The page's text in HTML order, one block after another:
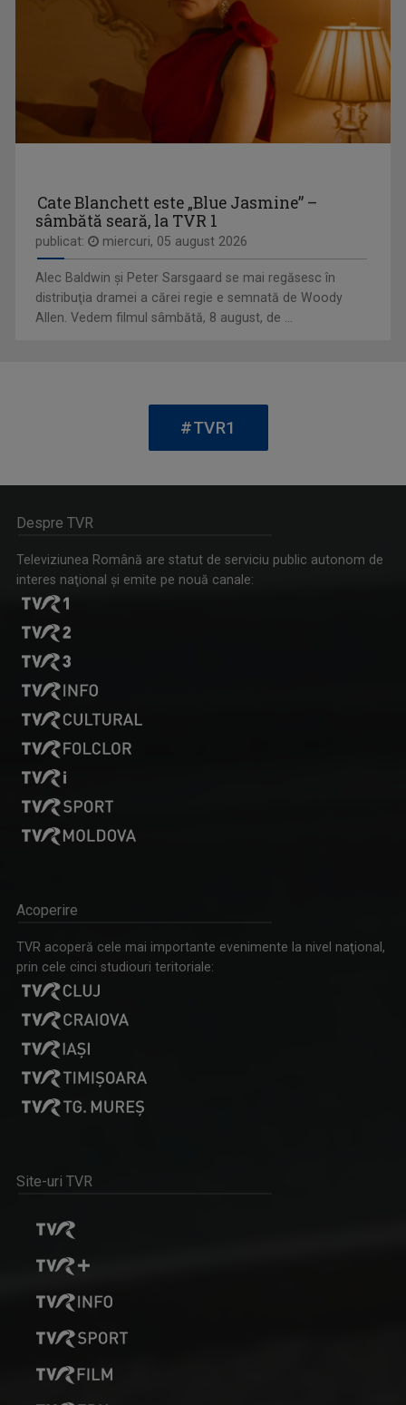
AGROSTRATEGIA
Emisiunea vine în sprijinul fermierilor, dar ...
Emisiunea-concurs muzical dedicată copiilor ...
GARANTAT 100%
„Salutare, salutare la toată lumea!”, spune, ...
ORA REGELUI
ALCHIMIA BANILOR
ANDREI - VICTOR DOCHIA
Născut în 12 octombrie 1978, în localitatea ...
EUGENIA VODĂ
Eugenia Vodă realizează din anul 2000, pe ...
BOGDAN ŞERBAN IANCU
Cate Blanchett este „Blue Jasmine” –
sâmbătă seară, la TVR 1
publicat: miercuri, 05 august 2026
Alec Baldwin şi Peter Sarsgaard se mai regăsesc în
distribuţia dramei a cărei regie e semnată de Woody
Allen. Vedem filmul sâmbătă, 8 august, de ...
#TVR1
Despre TVR
Televiziunea Română are statut de serviciu public autonom de
interes naţional şi emite pe nouă canale:
Acoperire
TVR acoperă cele mai importante evenimente la nivel naţional,
prin cele cinci studiouri teritoriale:
Site-uri TVR